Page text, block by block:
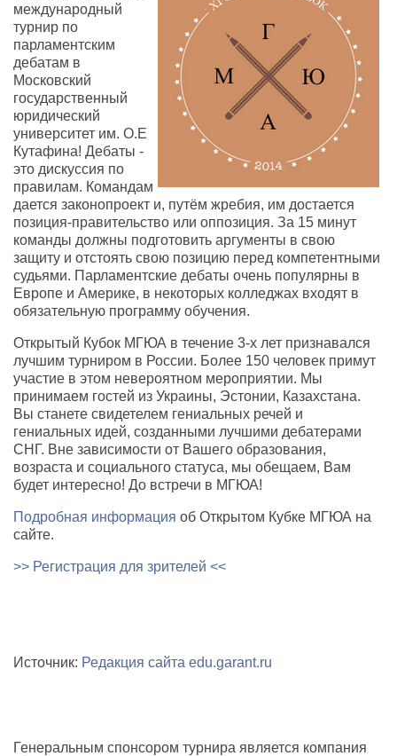
международный
турнир по
парламентским
дебатам в
Московский
государственный
юридический
университет им. О.Е
Кутафина! Дебаты -
это дискуссия по
правилам. Командам
дается законопроект и, путём жребия, им достается
позиция-правительство или оппозиция. За 15 минут
команды должны подготовить аргументы в свою
защиту и отстоять свою позицию перед компетентными
судьями. Парламентские дебаты очень популярны в
Европе и Америке, в некоторых колледжах входят в
обязательную программу обучения.
Открытый Кубок МГЮА в течение 3-х лет признавался
лучшим турниром в России. Более 150 человек примут
участие в этом невероятном мероприятии. Мы
принимаем гостей из Украины, Эстонии, Казахстана.
Вы станете свидетелем гениальных речей и
гениальных идей, созданными лучшими дебатерами
СНГ. Вне зависимости от Вашего образования,
возраста и социального статуса, мы обещаем, Вам
будет интересно! До встречи в МГЮА!
Подробная информация об Открытом Кубке МГЮА на
сайте.
>> Регистрация для зрителей <<
Источник: Редакция сайта edu.garant.ru
Генеральным спонсором турнира является компания